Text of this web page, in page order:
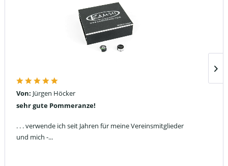
Von: Jürgen Höcker
sehr gute Pommeranze!
. . . verwende ich seit Jahren für meine Vereinsmitglieder
und mich -...